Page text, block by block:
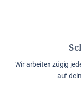
Wir arbeiten zügig
auf